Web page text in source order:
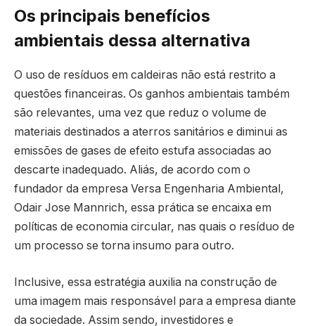
Os principais benefícios
ambientais dessa alternativa
O uso de resíduos em caldeiras não está restrito a
questões financeiras. Os ganhos ambientais também
são relevantes, uma vez que reduz o volume de
materiais destinados a aterros sanitários e diminui as
emissões de gases de efeito estufa associadas ao
descarte inadequado. Aliás, de acordo com o
fundador da empresa Versa Engenharia Ambiental,
Odair Jose Mannrich, essa prática se encaixa em
políticas de economia circular, nas quais o resíduo de
um processo se torna insumo para outro.
Inclusive, essa estratégia auxilia na construção de
uma imagem mais responsável para a empresa diante
da sociedade. Assim sendo, investidores e